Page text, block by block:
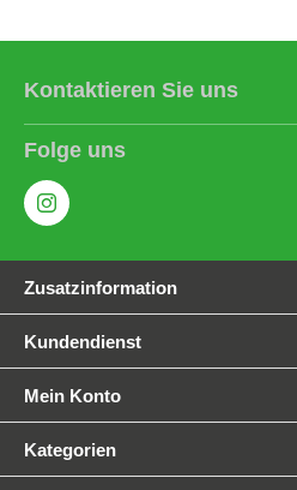
Kontaktieren Sie uns
Folge uns
Zusatzinformation
Kundendienst
Mein Konto
Kategorien